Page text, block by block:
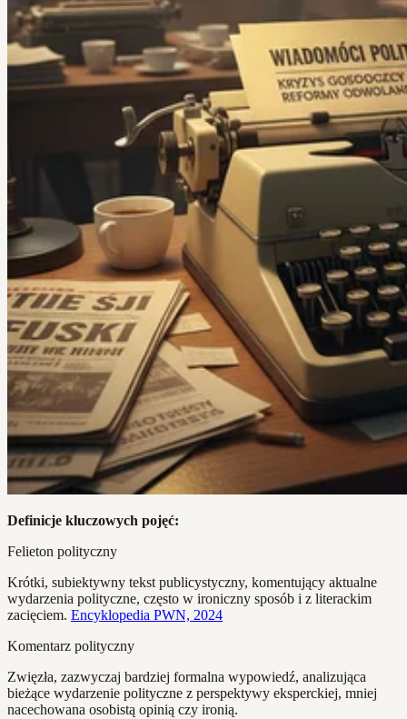
Definicje kluczowych pojęć:
Felieton polityczny
Krótki, subiektywny tekst publicystyczny, komentujący aktualne
wydarzenia polityczne, często w ironiczny sposób i z literackim
zacięciem. Encyklopedia PWN, 2024
Komentarz polityczny
Zwięzła, zazwyczaj bardziej formalna wypowiedź, analizująca
bieżące wydarzenie polityczne z perspektywy eksperckiej, mniej
nacechowana osobistą opinią czy ironią.